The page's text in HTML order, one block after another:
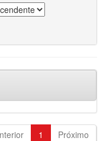
1 Próximo